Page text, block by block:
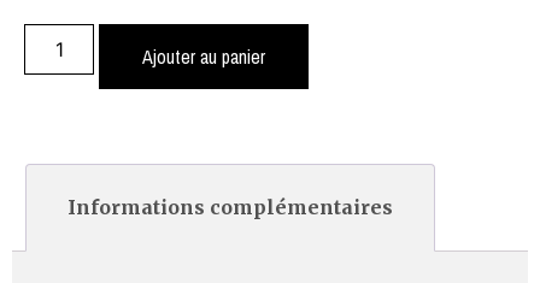
Ajouter au panier
Informations complémentaires